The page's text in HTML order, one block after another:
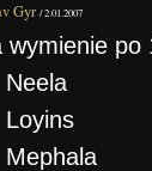
Gyr /2.01.2007
wymienie po
Neela
Loyins
Mephala